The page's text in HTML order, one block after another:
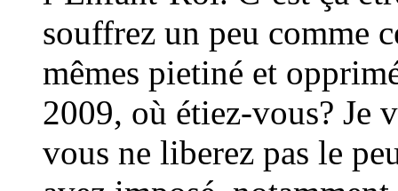
souffrez un peu comme
mêmes pietiné et
2009, où étiez-vous? Je
vous ne liberez pas le